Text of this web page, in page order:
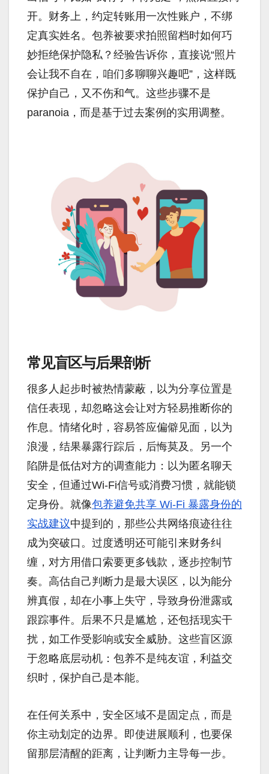
开。财务上，约定转账用一次性账户，不绑
定真实姓名。包养被要求拍照留档时如何巧
妙拒绝保护隐私？经验告诉你，直接说“照片
会让我不自在，咱们多聊聊兴趣吧”，这样既
保护自己，又不伤和气。这些步骤不是
paranoia，而是基于过去案例的实用调整。
常见盲区与后果剖析
很多人起步时被热情蒙蔽，以为分享位置是
信任表现，却忽略这会让对方轻易推断你的
作息。情绪化时，容易答应偏僻见面，以为
浪漫，结果暴露行踪后，后悔莫及。另一个
陷阱是低估对方的调查能力：以为匿名聊天
安全，但通过Wi-Fi信号或消费习惯，就能锁
定身份。就像包养避免共享 Wi-Fi 暴露身份的
实战建议中提到的，那些公共网络痕迹往往
成为突破口。过度透明还可能引来财务纠
缠，对方用借口索要更多钱款，逐步控制节
奏。高估自己判断力是最大误区，以为能分
辨真假，却在小事上失守，导致身份泄露或
跟踪事件。后果不只是尴尬，还包括现实干
扰，如工作受影响或安全威胁。这些盲区源
于忽略底层动机：包养不是纯友谊，利益交
织时，保护自己是本能。
在任何关系中，安全区域不是固定点，而是
你主动划定的边界。即使进展顺利，也要保
留那层清醒的距离，让判断力主导每一步。